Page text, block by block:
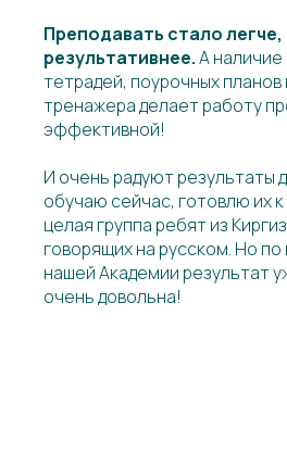
Преподавать стало
результативнее.А
тетрадей, поурочных планов
тренажера делает работу
эффективной!
И очень радуют результаты
обучаю сейчас, готовлю их
целая группа ребят из
говорящих на русском. Но
нашей Академии результат
очень довольна!